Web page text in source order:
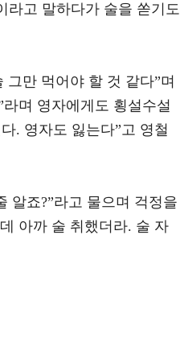
라고 말하다가 술을 쏟기도
만 먹어야 할 것 같다”며
며 영자에게도 횡설수설
. 영자도 잃는다”고 영철
알죠?”라고 물으며 걱정을
아까 술 취했더라. 술 자